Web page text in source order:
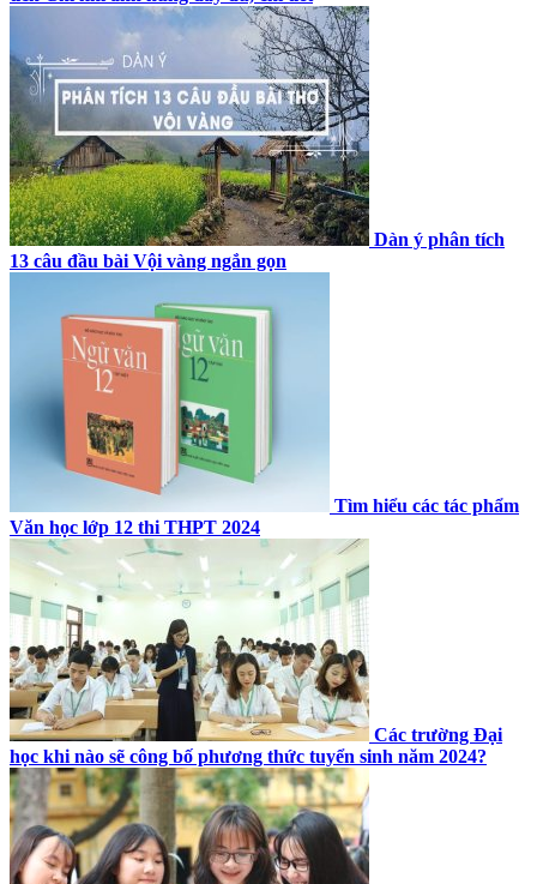
Dàn ý phân tích
13 câu đầu bài Vội vàng ngắn gọn
Tìm hiểu các tác phẩm
Văn học lớp 12 thi THPT 2024
Các trường Đại
học khi nào sẽ công bố phương thức tuyển sinh năm 2024?